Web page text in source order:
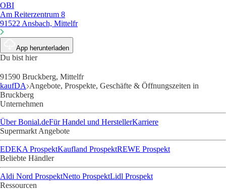
OBI
Am Reiterzentrum 8
91522 Ansbach, Mittelfr
App herunterladen
Du bist hier
91590 Bruckberg, Mittelfr
kaufDA Angebote, Prospekte, Geschäfte & Öffnungszeiten in
Bruckberg
Unternehmen
Über Bonial.deFür Handel und HerstellerKarriere
Supermarkt Angebote
EDEKA ProspektKaufland ProspektREWE Prospekt
Beliebte Händler
Aldi Nord ProspektNetto ProspektLidl Prospekt
Ressourcen